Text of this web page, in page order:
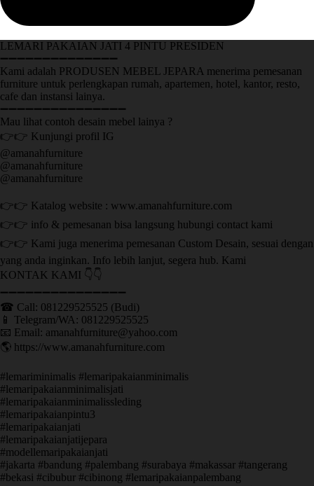
LEMARI PAKAIAN JATI 4 PINTU PRESIDEN
➖➖➖➖➖➖➖➖➖➖➖➖➖➖
Kami adalah PRODUSEN MEBEL JEPARA menerima pemesanan
furniture untuk perlengkapan rumah, apartemen, hotel, kantor, resto,
cafe dan instansi lainya.
➖➖➖➖➖➖➖➖➖➖➖➖➖➖➖
Mau lihat contoh desain mebel lainya ?
👉👉 Kunjungi profil IG
@amanahfurniture
@amanahfurniture
@amanahfurniture
👉👉 Katalog website : www.amanahfurniture.com
👉👉 info & pemesanan bisa langsung hubungi contact kami
👉👉 Kami juga menerima pemesanan Custom Desain, sesuai dengan
yang anda inginkan. Info lebih lanjut, segera hub. Kami
KONTAK KAMI 👇👇
➖➖➖➖➖➖➖➖➖➖➖➖➖➖➖ ㅤ
☎ Call: 081229525525 (Budi)
📱 Telegram/WA: 081229525525
📧 Email: amanahfurniture@yahoo.com
🌎 https://www.amanahfurniture.com
#lemariminimalis #lemaripakaianminimalis
#lemaripakaianminimalisjati
#lemaripakaianminimalissleding
#lemaripakaianpintu3
#lemaripakaianjati
#lemaripakaianjatijepara
#modellemaripakaianjati
#jakarta #bandung #palembang #surabaya #makassar #tangerang
#bekasi #cibubur #cibinong #lemaripakaianpalembang